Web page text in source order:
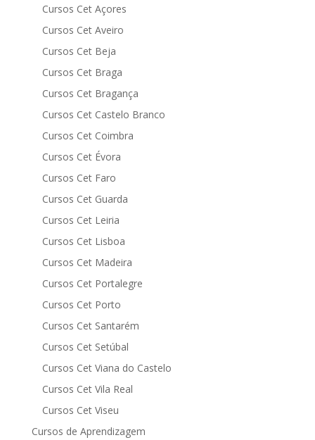
Cursos Cet Açores
Cursos Cet Aveiro
Cursos Cet Beja
Cursos Cet Braga
Cursos Cet Bragança
Cursos Cet Castelo Branco
Cursos Cet Coimbra
Cursos Cet Évora
Cursos Cet Faro
Cursos Cet Guarda
Cursos Cet Leiria
Cursos Cet Lisboa
Cursos Cet Madeira
Cursos Cet Portalegre
Cursos Cet Porto
Cursos Cet Santarém
Cursos Cet Setúbal
Cursos Cet Viana do Castelo
Cursos Cet Vila Real
Cursos Cet Viseu
Cursos de Aprendizagem